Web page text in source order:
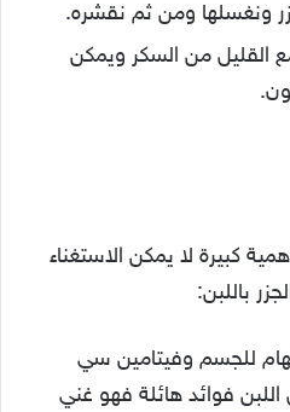
ونغسلها ومن ثم نقشره.
القليل من السكر ويمكن
كبيرة لا يمكن الاستغناء
باللبن:
للجسم وفيتامين سي
فوائد هائلة فهو غني